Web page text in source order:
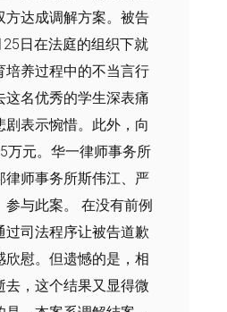
方达成调解方案。被告
日在法庭的组织下就
培养过程中的不当言行
这名优秀的学生深表痛
剧表示惋惜。此外，向
万元。华一律师事务所
律师事务所斯伟江、严
参与此案。 在没有前例
过司法程序让被告道歉
欣慰。但遗憾的是，相
去，这个结果又显得微